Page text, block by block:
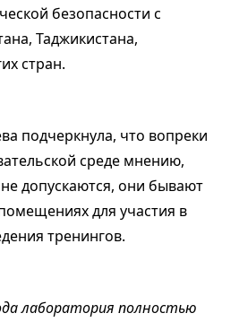
безопасности с
Таджикистана,
стран.
подчеркнула, что вопреки
среде мнению,
допускаются, они бывают
для участия в
тренингов.
лаборатория полностью